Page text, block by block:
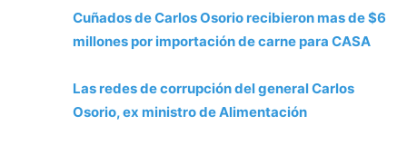
Cuñados de Carlos Osorio recibieron mas de $6
millones por importación de carne para CASA
Las redes de corrupción del general Carlos
Osorio, ex ministro de Alimentación